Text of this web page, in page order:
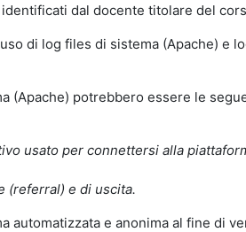
dal docente titolare del
di log files di sistema (Apache)
(Apache) potrebbero essere le
usato per connettersi alla
(referral) e di uscita.
automatizzata e anonima al fine di